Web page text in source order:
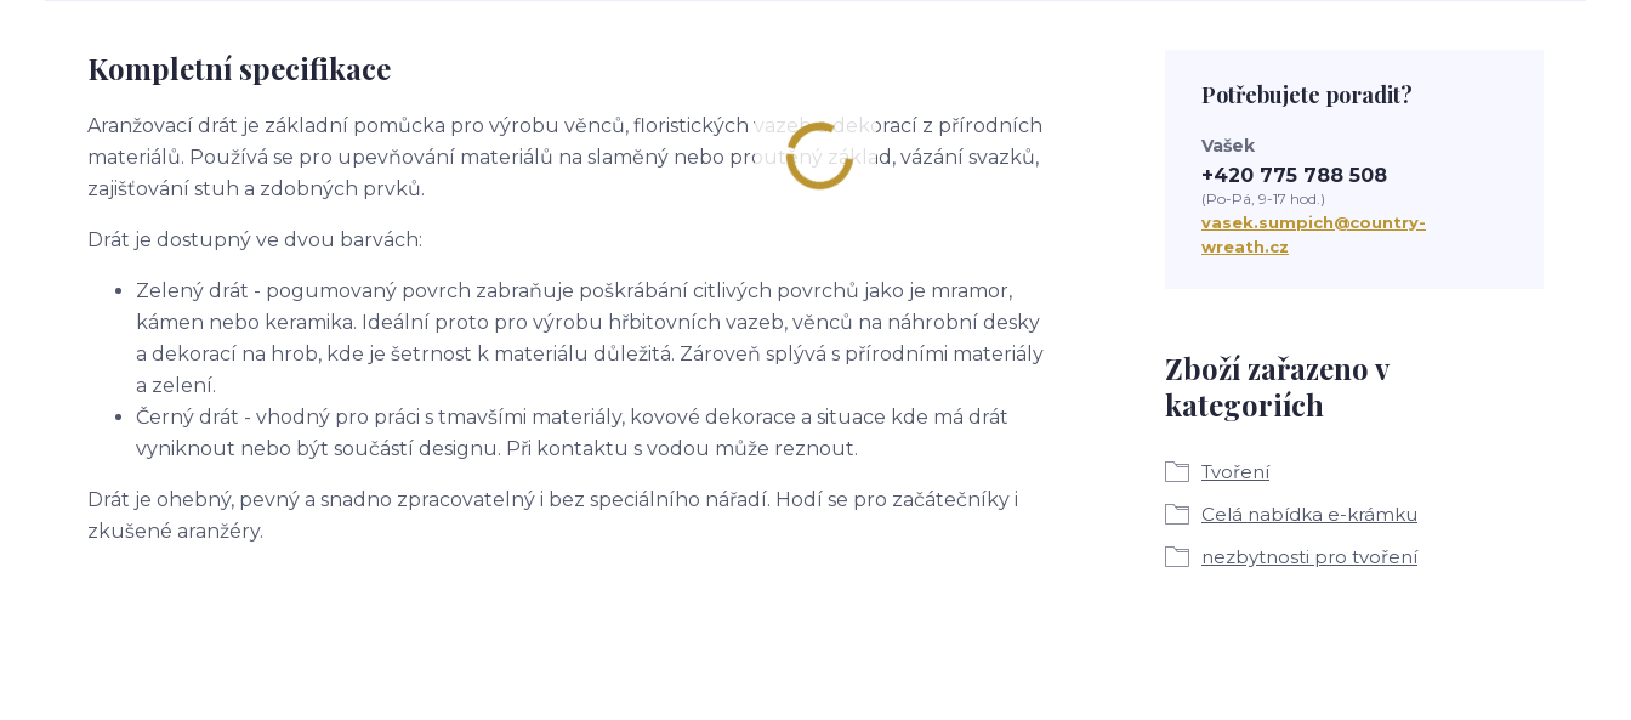
Kompletní specifikace
Aranžovací drát je základní pomůcka pro výrobu věnců, floristických vazeb a dekorací z přírodních
materiálů. Používá se pro upevňování materiálů na slaměný nebo proutěný základ, vázání svazků,
zajišťování stuh a zdobných prvků.
Drát je dostupný ve dvou barvách:
Zelený drát - pogumovaný povrch zabraňuje poškrábání citlivých povrchů jako je mramor,
kámen nebo keramika. Ideální proto pro výrobu hřbitovních vazeb, věnců na náhrobní desky
a dekorací na hrob, kde je šetrnost k materiálu důležitá. Zároveň splývá s přírodními materiály
a zelení.
Černý drát - vhodný pro práci s tmavšími materiály, kovové dekorace a situace kde má drát
vyniknout nebo být součástí designu. Při kontaktu s vodou může reznout.
Drát je ohebný, pevný a snadno zpracovatelný i bez speciálního nářadí. Hodí se pro začátečníky i
zkušené aranžéry.
Zboží zařazeno v
kategoriích
Tvoření
Celá nabídka e-krámku
nezbytnosti pro tvoření
Potřebujete poradit?
Vašek
+420 775 788 508
(Po-Pá, 9-17 hod.)
vasek.sumpich@country-
wreath.cz